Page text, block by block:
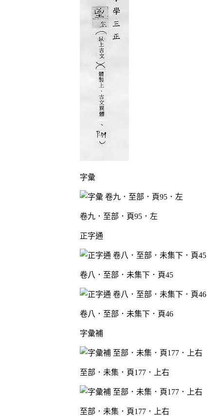
字彙
卷九．至部．頁95．左
正字通
卷八．至部．未集下．頁45
卷八．至部．未集下．頁46
字彙補
至部．未集．頁177．上右
至部．未集．頁177．上右